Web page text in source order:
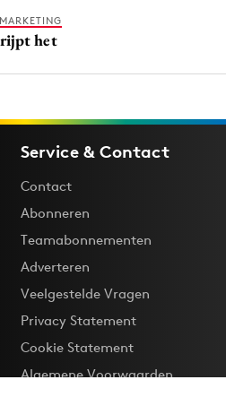
het
Service & Contact
Contact
Abonneren
Teamabonnementen
Adverteren
Veelgestelde Vragen
Privacy Statement
Cookie Statement
Algemene Voorwaarden